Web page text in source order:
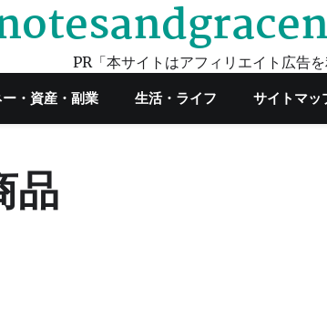
PR「本サイトはアフィリエイト広告を
ー・資産・副業 生活・ライフ サイトマッ
品